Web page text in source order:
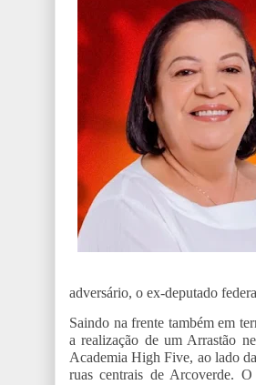
adversário, o ex-deputado
Saindo na frente também em
a realização de um Arrastão
Academia High Five, ao lado
ruas centrais de Arcoverde.